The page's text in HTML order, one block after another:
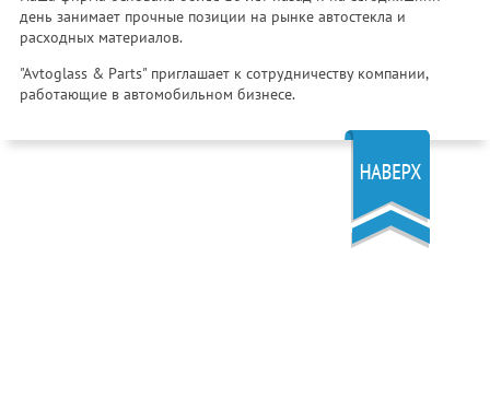
день занимает прочные позиции на рынке автостекла и
расходных материалов.
"Avtoglass & Parts" приглашает к сотрудничеству компании,
работающие в автомобильном бизнесе.